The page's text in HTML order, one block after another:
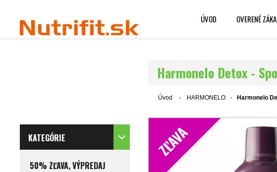
ÚVOD OVERENÉ
KATEGÓRIE
50% ZĽAVA, VÝPREDAJ
Harmonelo Detox -
Úvod HARMONELO Harmonelo
ZĽAVA